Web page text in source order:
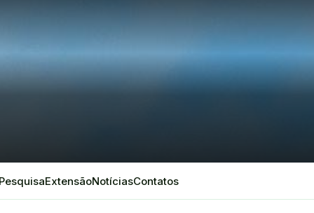
PesquisaExtensãoNotíciasContatos